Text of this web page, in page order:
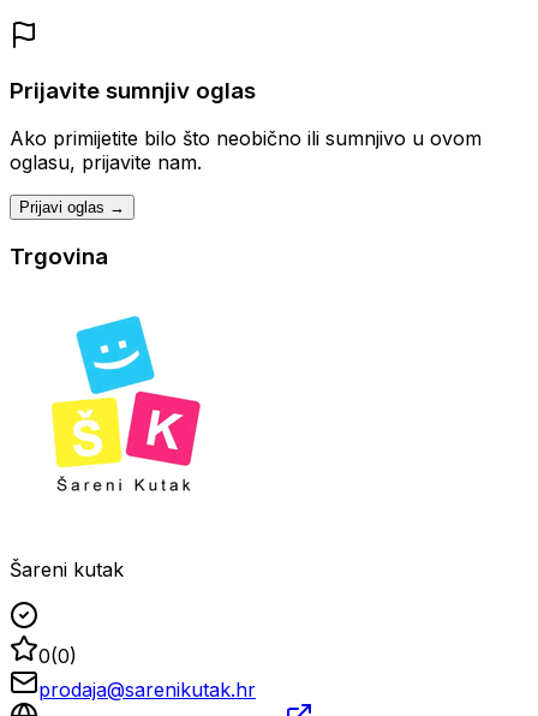
Prijavite sumnjiv oglas
Ako primijetite bilo što neobično ili sumnjivo u ovom
oglasu, prijavite nam.
Prijavi oglas →
Trgovina
Šareni kutak
0(0)
prodaja@sarenikutak.hr